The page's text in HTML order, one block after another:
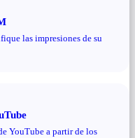
las impresiones de su
YouTube a partir de los